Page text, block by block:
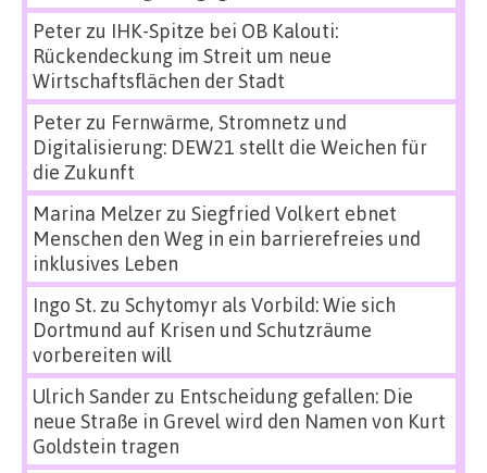
Peterzu IHK-Spitze bei OB Kalouti:
Rückendeckung im Streit um neue
Wirtschaftsflächen der Stadt
Peterzu Fernwärme, Stromnetz und
Digitalisierung: DEW21 stellt die Weichen für
die Zukunft
Marina Melzerzu Siegfried Volkert ebnet
Menschen den Weg in ein barrierefreies und
inklusives Leben
Ingo St.zu Schytomyr als Vorbild: Wie sich
Dortmund auf Krisen und Schutzräume
vorbereiten will
Ulrich Sanderzu Entscheidung gefallen: Die
neue Straße in Grevel wird den Namen von Kurt
Goldstein tragen